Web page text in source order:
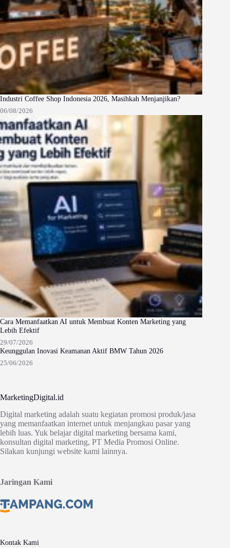
Industri Coffee Shop Indonesia 2026, Masihkah Menjanjikan?
06/08/2026
Cara Memanfaatkan AI untuk Membuat Konten Marketing yang
Lebih Efektif
29/07/2026
Keunggulan Inovasi Keamanan Aktif BMW Tahun 2026
25/06/2026
MarketingDigital.id
Digital marketing adalah suatu kegiatan promosi produk/jasa
yang memanfaatkan internet untuk menjangkau pasar yang
lebih luas. Yuk belajar digital marketing bersama kami,
konsultan digital marketing, PT Media Promosi Online.
Silakan kunjungi website kami lainnya.
Jaringan Kami
Kontak Kami